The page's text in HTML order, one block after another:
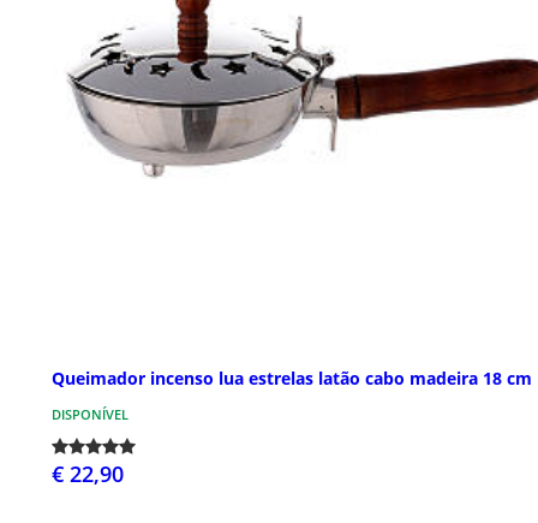
Queimador incenso lua estrelas latão cabo madeira 18 cm
DISPONÍVEL
€ 22,90